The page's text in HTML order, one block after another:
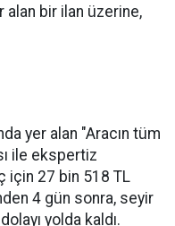
bir ilan üzerine,
yer alan "Aracın tüm
ile ekspertiz
için 27 bin 518 TL
4 gün sonra, seyir
yolda kaldı.